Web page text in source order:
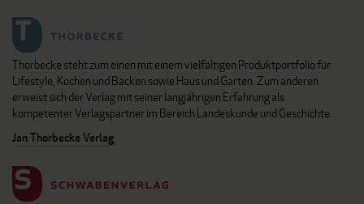
Thorbecke steht zum einen mit einem vielfältigen Produktportfolio für
Lifestyle, Kochen und Backen sowie Haus und Garten. Zum anderen
erweist sich der Verlag mit seiner langjährigen Erfahrung als
kompetenter Verlagspartner im Bereich Landeskunde und Geschichte.
Jan Thorbecke Verlag